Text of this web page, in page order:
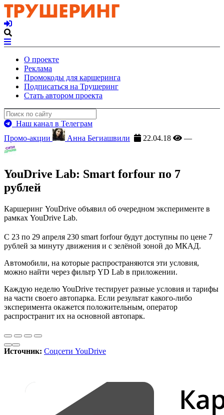
О проекте
Реклама
Промокоды для каршеринга
Подписаться на Трушеринг
Стать автором проекта
Наш канал в Телеграм
Промо-акции
Анна Бегиашвили 22.04.18 —
YouDrive Lab: Smart forfour по 7
рублей
Каршеринг YouDrive объявил об очередном эксперименте в
рамках YouDrive Lab.
C 23 по 29 апреля 230 smart forfour будут доступны по цене 7
рублей за минуту движения и с зелёной зоной до МКАД.
Автомобили, на которые распространяются эти условия,
можно найти через фильтр YD Lab в приложении.
Каждую неделю YouDrive тестирует разные условия и тарифы
на части своего автопарка. Если результат какого-либо
эксперимента окажется положительным, оператор
распространит их на основной автопарк.
Источник: Соцсети YouDrive